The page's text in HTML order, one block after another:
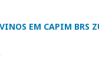
EM CAPIM BRS